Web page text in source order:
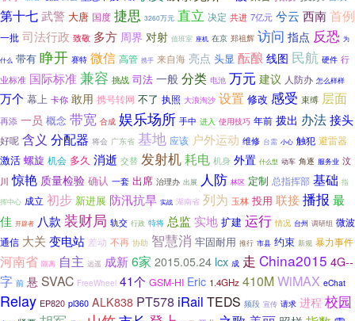
第十七武警 大唐 国度 捷思 3260万元 直立 决定 共进 7亿元 兮云 西南首例
一批 司法行政 致敬 多方 周界 对射 值班室 座机 在京 郑祖辉 访问 指点 反恐 为
什么 带有 睁开 赛特 微信 高管 携手 来自海 亮点 头显 酝酿 线图 民航 硬件 行
业标准 国际标准兼容 挑战 司法 一般 分类 电池 万元 建议 人防办 怎么样样
万个 幕上 卡你 敢用 携号转网 不了 执照 大浪淘沙 设置 修改 感受 束缚 层面
再添 一员 概念 带宽 合成 娱乐场所 手中 进入 使用技巧 年前 拨出 办法接头
好呢 含义 分配器 将会 广东省 基地 应该 户外运动 维修 台需 小心 触犯 避雷器
激活 螺旋 机会 多久 消逝 交替 发射机耗电 机身 外置 什么型 动车 角逐 服务业 汶
川 惊艳 质量检验 确认 一套 出席 治理办 出展 人防 林区 定制 总指挥部 基础 指
挥中心 成立 初步 新进展 防汛抗旱 实战 湖南省 列为 玉林 投用 联接播报 最
佳 开辟者 八款 装财局 轨交 行政 特将 总监 实地 扩建 运行 情况 台州 调研组 微波
通信 大关 变电站 差动 不再 协助 智慧消 牢固耐用 推行 市县 约束 新规 暴力事件
河南省 隔离 自主 远遥 成新6家 2015.05.24 lcx 成 走 China2015 4G--
字 前 悬SVAC FreeWheel 41个 GSM-HI Eric 1.4GHz 410M WiMAX eChat
Relay EP820 pl360 ALK838 PT578 iRail TEDS 频段 宣传 请求 进程 校园